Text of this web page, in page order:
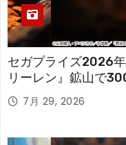
セガプライズ2026
リーレン』鉱山で
「フリーレン」を立
7月 29, 2026